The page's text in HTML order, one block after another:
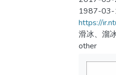
1987-
https://
滑冰、溜
other